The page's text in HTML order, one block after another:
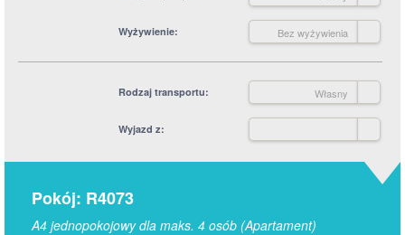
Wyżywienie Bez wyżywienia
Rodzaj transportu Własny
Wyjazd z
Pokój: R4073
A4 jednopokojowy dla maks. 4 osób (Apartament)